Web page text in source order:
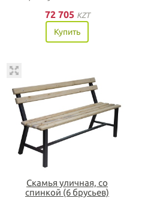
72 705 KZT
Купить
Скамья уличная, со
спинкой (6 брусьев)